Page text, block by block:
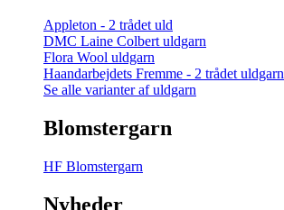
Appleton - 2 trådet uld
DMC Laine Colbert uldgarn
Flora Wool uldgarn
Haandarbejdets Fremme - 2 trådet uldgarn
Se alle varianter af uldgarn
Blomstergarn
HF Blomstergarn
Nyheder